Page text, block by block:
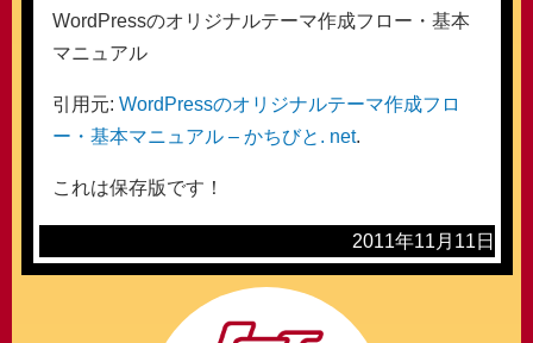
WordPressのオリジナルテーマ作成フロー・基本
マニュアル
引用元: WordPressのオリジナルテーマ作成フロ
ー・基本マニュアル – かちびと. net.
これは保存版です！
2011年11月11日